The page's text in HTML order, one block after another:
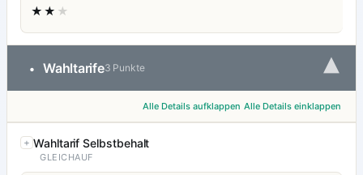
★★ ★
• Wahltarife3 Punkte ▾
Alle Details aufklappen Alle Details einklappen
Wahltarif Selbstbehalt
GLEICHAUF